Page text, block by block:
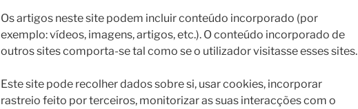
Os artigos neste site podem incluir conteúdo incorporado (por
exemplo: vídeos, imagens, artigos, etc.). O conteúdo incorporado de
outros sites comporta-se tal como se o utilizador visitasse esses sites.
Este site pode recolher dados sobre si, usar cookies, incorporar
rastreio feito por terceiros, monitorizar as suas interacções com o